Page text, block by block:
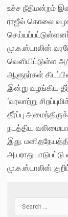
உச்ச நீதிமன்றம்
ராஜீவ் கொலை
மு.க.ஸ்டாலின்
வெளியிட்டுள்ள
ஆளுநர்கள்
இன்று வழங்கிய
‘வரலாற்று
தீர்ப்பு
நடத்திய
இது.
அயராது
மு.க.ஸ்டாலின்